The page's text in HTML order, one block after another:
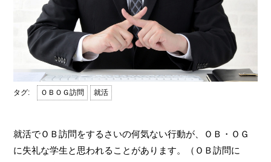
ＯＢＯＧ訪問 就活
就活でＯＢ訪問をするさいの何気ない行動が、ＯＢ・ＯＧ
に失礼な学生と思われることがあります。（ＯＢ訪問に